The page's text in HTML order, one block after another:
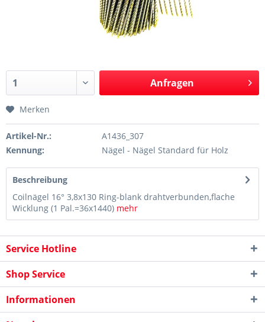
Anfragen
Merken
Artikel-Nr.:
A1436_307
Kennung:
Nägel - Nägel Standard für Holz
Beschreibung
Coilnägel 16° 3,8x130 Ring-blank drahtverbunden,flache
Wicklung (1 Pal.=36x1440) mehr
Service Hotline
Shop Service
Informationen